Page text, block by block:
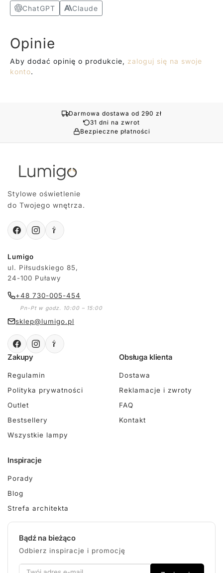
ChatGPT Claude
Opinie
Aby dodać opinię o produkcie, zaloguj się na swoje
konto.
Darmowa dostawa od 290 zł
31 dni na zwrot
Bezpieczne płatności
Stylowe oświetlenie
do Twojego wnętrza.
Lumigo
ul. Piłsudskiego 85,
24-100 Puławy
+48 730-005-454
Pn-Pt w godz. 10:00 – 15:00
sklep@lumigo.pl
Zakupy
Regulamin
Polityka prywatności
Outlet
Bestsellery
Wszystkie lampy
Obsługa klienta
Dostawa
Reklamacje i zwroty
FAQ
Kontakt
Inspiracje
Porady
Blog
Strefa architekta
Bądź na bieżąco
Odbierz inspiracje i promocję